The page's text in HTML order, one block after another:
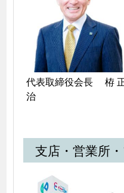
代表取締役会長　 栫
治
支店・営業所